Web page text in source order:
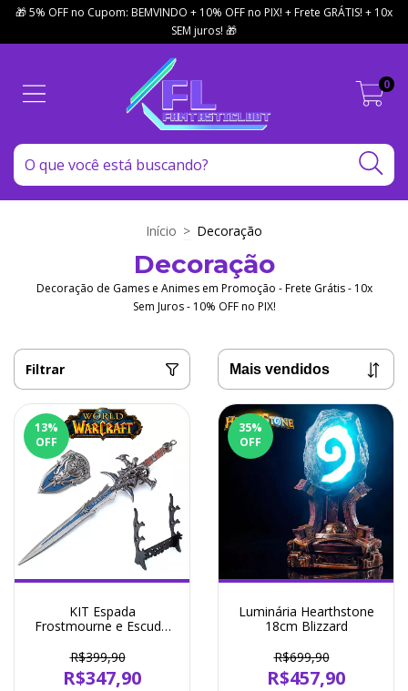
🎁 5% OFF no Cupom: BEMVINDO + 10% OFF no PIX! + Frete GRÁTIS! + 10x
SEM juros! 🎁
0
Início > Decoração
Decoração
Decoração de Games e Animes em Promoção - Frete Grátis - 10x
Sem Juros - 10% OFF no PIX!
Filtrar
13%
OFF
KIT Espada
Frostmourne e Escudo
Warcraft
R$399,90
R$347,90
35%
OFF
Luminária Hearthstone
18cm Blizzard
R$699,90
R$457,90